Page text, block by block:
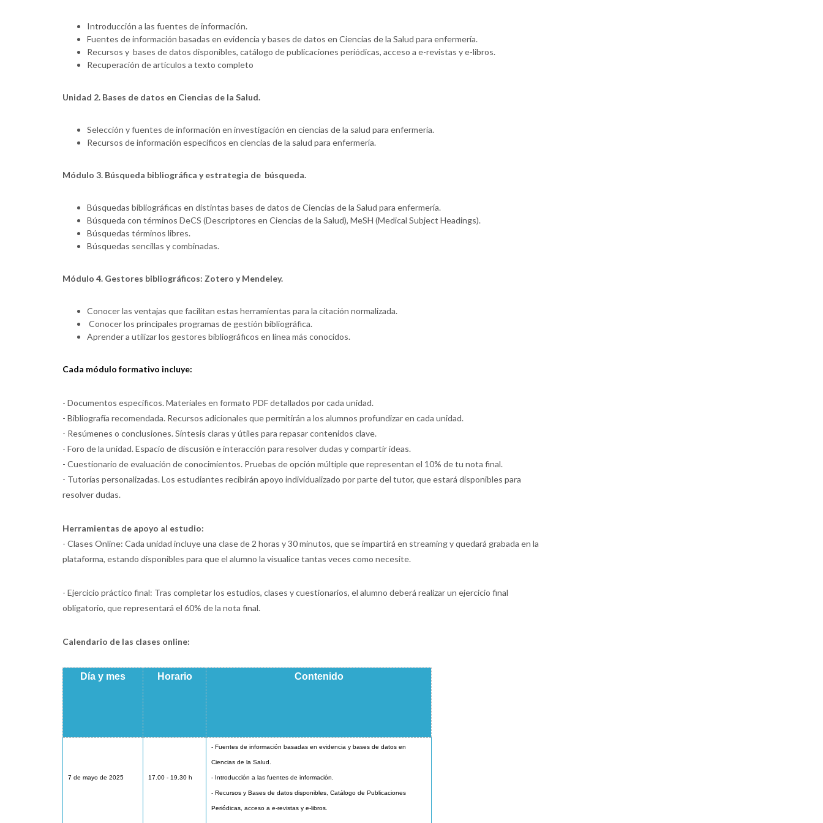
Introducción a las fuentes de información.
Fuentes de información basadas en evidencia y bases de datos en Ciencias de la Salud para enfermería.
Recursos y bases de datos disponibles, catálogo de publicaciones periódicas, acceso a e-revistas y e-libros.
Recuperación de artículos a texto completo
Unidad 2. Bases de datos en Ciencias de la Salud.
Selección y fuentes de información en investigación en ciencias de la salud para enfermería.
Recursos de información específicos en ciencias de la salud para enfermería.
Módulo 3. Búsqueda bibliográfica y estrategia de búsqueda.
Búsquedas bibliográficas en distintas bases de datos de Ciencias de la Salud para enfermería.
Búsqueda con términos DeCS (Descriptores en Ciencias de la Salud), MeSH (Medical Subject Headings).
Búsquedas términos libres.
Búsquedas sencillas y combinadas.
Módulo 4. Gestores bibliográficos: Zotero y Mendeley.
Conocer las ventajas que facilitan estas herramientas para la citación normalizada.
Conocer los principales programas de gestión bibliográfica.
Aprender a utilizar los gestores bibliográficos en línea más conocidos.
Cada módulo formativo incluye:
- Documentos específicos. Materiales en formato PDF detallados por cada unidad.
- Bibliografía recomendada. Recursos adicionales que permitirán a los alumnos profundizar en cada unidad.
- Resúmenes o conclusiones. Síntesis claras y útiles para repasar contenidos clave.
- Foro de la unidad. Espacio de discusión e interacción para resolver dudas y compartir ideas.
- Cuestionario de evaluación de conocimientos. Pruebas de opción múltiple que representan el 10% de tu nota final.
- Tutorías personalizadas. Los estudiantes recibirán apoyo individualizado por parte del tutor, que estará disponibles para
resolver dudas.
Herramientas de apoyo al estudio:
- Clases Online: Cada unidad incluye una clase de 2 horas y 30 minutos, que se impartirá en streaming y quedará grabada en la
plataforma, estando disponibles para que el alumno la visualice tantas veces como necesite.
- Ejercicio práctico final: Tras completar los estudios, clases y cuestionarios, el alumno deberá realizar un ejercicio final
obligatorio, que representará el 60% de la nota final.
Calendario de las clases online:
Día y mes Horario Contenido
7 de mayo de 2025 17.00 - 19.30 h
- Fuentes de información basadas en evidencia y bases de datos en
Ciencias de la Salud.
- Introducción a las fuentes de información.
- Recursos y Bases de datos disponibles, Catálogo de Publicaciones
Periódicas, acceso a e-revistas y e-libros.